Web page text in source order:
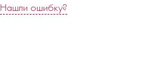
Нашли ошибку?